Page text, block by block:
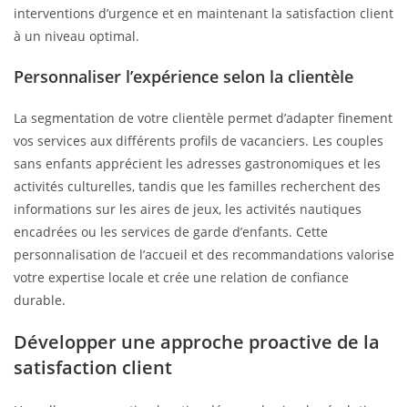
interventions d’urgence et en maintenant la satisfaction client
à un niveau optimal.
Personnaliser l’expérience selon la clientèle
La segmentation de votre clientèle permet d’adapter finement
vos services aux différents profils de vacanciers. Les couples
sans enfants apprécient les adresses gastronomiques et les
activités culturelles, tandis que les familles recherchent des
informations sur les aires de jeux, les activités nautiques
encadrées ou les services de garde d’enfants. Cette
personnalisation de l’accueil et des recommandations valorise
votre expertise locale et crée une relation de confiance
durable.
Développer une approche proactive de la
satisfaction client